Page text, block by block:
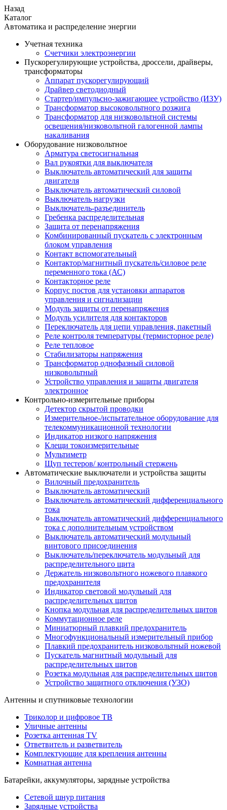
Назад
Каталог
Автоматика и распределение энергии
Учетная техника
Счетчики электроэнергии
Пускорегулирующие устройства, дроссели, драйверы,
трансформаторы
Аппарат пускорегулирующий
Драйвер светодиодный
Стартер/импульсно-зажигающее устройство (ИЗУ)
Трансформатор высоковольтного розжига
Трансформатор для низковольтной системы
освещения/низковольтной галогенной лампы
накаливания
Оборудование низковольтное
Арматура светосигнальная
Вал рукоятки для выключателя
Выключатель автоматический для защиты
двигателя
Выключатель автоматический силовой
Выключатель нагрузки
Выключатель-разъединитель
Гребенка распределительная
Защита от перенапряжения
Комбинированный пускатель с электронным
блоком управления
Контакт вспомогательный
Контактор/магнитный пускатель/силовое реле
переменного тока (АС)
Контакторное реле
Корпус постов для установки аппаратов
управления и сигнализации
Модуль защиты от перенапряжения
Модуль усилителя для контакторов
Переключатель для цепи управления, пакетный
Реле контроля температуры (термисторное реле)
Реле тепловое
Стабилизаторы напряжения
Трансформатор однофазный силовой
низковольтный
Устройство управления и защиты двигателя
электронное
Контрольно-измерительные приборы
Детектор скрытой проводки
Измерительное-/испытательное оборудование для
телекоммуникационной технологии
Индикатор низкого напряжения
Клещи токоизмерительные
Мультиметр
Щуп тестеров/ контрольный стержень
Автоматические выключатели и устройства защиты
Вилочный предохранитель
Выключатель автоматический
Выключатель автоматический дифференциального
тока
Выключатель автоматический дифференциального
тока с дополнительным устройством
Выключатель автоматический модульный
винтового присоединения
Выключатель/переключатель модульный для
распределительного щита
Держатель низковольтного ножевого плавкого
предохранителя
Индикатор световой модульный для
распределительных щитов
Кнопка модульная для распределительных щитов
Коммутационное реле
Миниатюрный плавкий предохранитель
Многофункциональный измерительный прибор
Плавкий предохранитель низковольтный ножевой
Пускатель магнитный модульный для
распределительных щитов
Розетка модульная для распределительных щитов
Устройство защитного отключения (УЗО)
Антенны и спутниковые технологии
Триколор и цифровое ТВ
Уличные антенны
Розетка антенная TV
Ответвитель и разветвитель
Комплектующие для крепления антенны
Комнатная антенна
Батарейки, аккумуляторы, зарядные устройства
Сетевой шнур питания
Зарядные устройства